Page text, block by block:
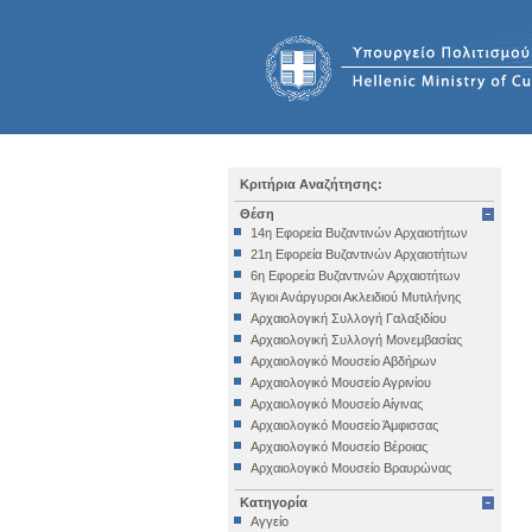
Κριτήρια Αναζήτησης:
Θέση
14η Εφορεία Βυζαντινών Αρχαιοτήτων
21η Εφορεία Βυζαντινών Αρχαιοτήτων
6η Εφορεία Βυζαντινών Αρχαιοτήτων
Άγιοι Ανάργυροι Ακλειδιού Μυτιλήνης
Αρχαιολογική Συλλογή Γαλαξιδίου
Αρχαιολογική Συλλογή Μονεμβασίας
Αρχαιολογικό Μουσείο Αβδήρων
Αρχαιολογικό Μουσείο Αγρινίου
Αρχαιολογικό Μουσείο Αίγινας
Αρχαιολογικό Μουσείο Άμφισσας
Αρχαιολογικό Μουσείο Βέροιας
Αρχαιολογικό Μουσείο Βραυρώνας
Αρχαιολογικό Μουσείο Δελφών
Αρχαιολογικό Μουσείο Ηγουμενίτσας
Κατηγορία
Αγγείο